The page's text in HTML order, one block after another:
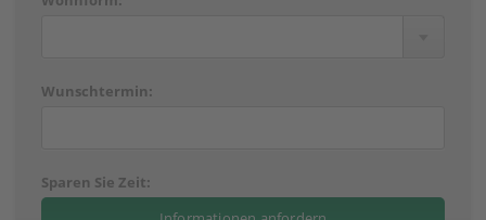
Wunschtermin:
Sparen Sie Zeit: